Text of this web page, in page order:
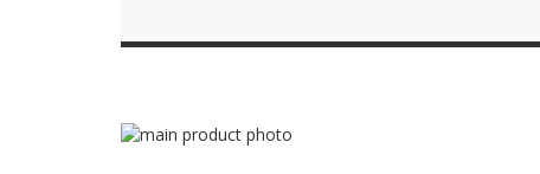
Skip